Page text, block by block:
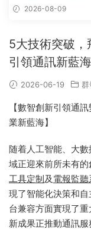
發,電報定時群發
2026-08-09
5大技術突破，
引領通訊新藍海
2026-06-19 群
【數智創新引領通訊
業新藍海】
随着人工智能、大
域正迎來前所未有的
工具定制及 電報監
現了智能化決策和
台兼容方面實現了
新成果正推動通訊